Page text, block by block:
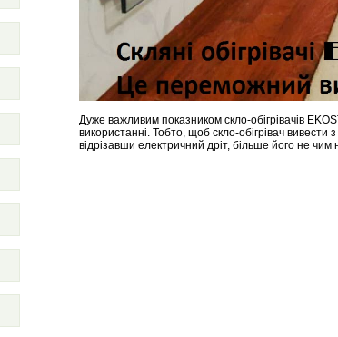
Дуже важливим показником скло-обігрівачів
використанні. Тобто, щоб скло-обігрівач
відрізавши електричний дріт, більше його не